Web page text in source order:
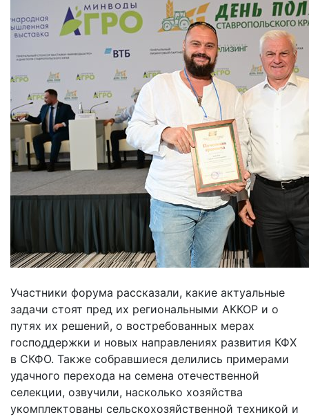
Участники форума рассказали, какие актуальные
задачи стоят пред их региональными АККОР и о
путях их решений, о востребованных мерах
господдержки и новых направлениях развития КФХ
в СКФО. Также собравшиеся делились примерами
удачного перехода на семена отечественной
селекции, озвучили, насколько хозяйства
укомплектованы сельскохозяйственной техникой и